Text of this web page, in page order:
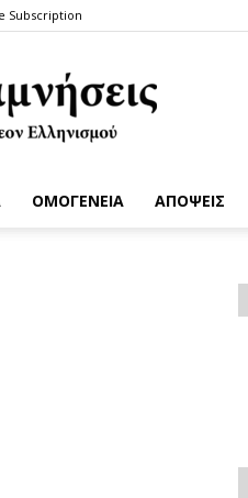
Subscription
ΟΜΟΓΕΝΕΙΑ ΑΠΟΨΕΙΣ